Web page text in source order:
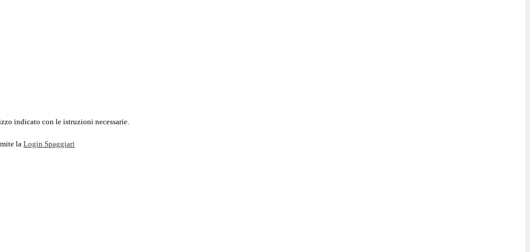
indicato con le istruzioni necessarie.
la Login Spaggiari